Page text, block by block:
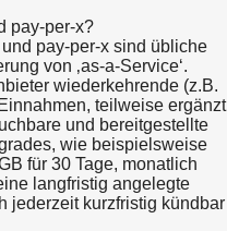
pay-per-x?
pay-per-x sind übliche
von ‚as-a-Service‘.
wiederkehrende (z.B.
teilweise ergänzt
und bereitgestellte
wie beispielsweise
für 30 Tage, monatlich
langfristig angelegte
jederzeit kurzfristig kündbar